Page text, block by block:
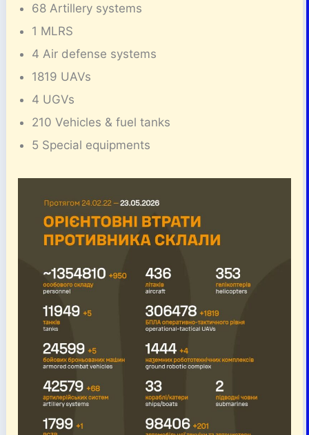
68 Artillery systems
1 MLRS
4 Air defense systems
1819 UAVs
4 UGVs
210 Vehicles & fuel tanks
5 Special equipments